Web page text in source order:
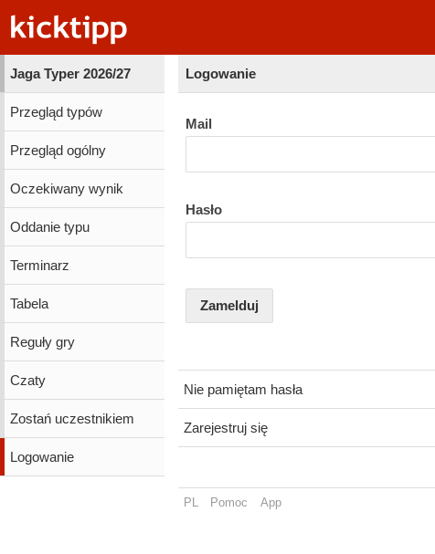
Jaga Typer 2026/27
Przegląd typów
Przegląd ogólny
Oczekiwany wynik
Oddanie typu
Terminarz
Tabela
Reguły gry
Czaty
Zostań uczestnikiem
Logowanie
Logowanie
Mail
Hasło
Zamelduj
Nie pamiętam hasła
Zarejestruj się
PL Pomoc App